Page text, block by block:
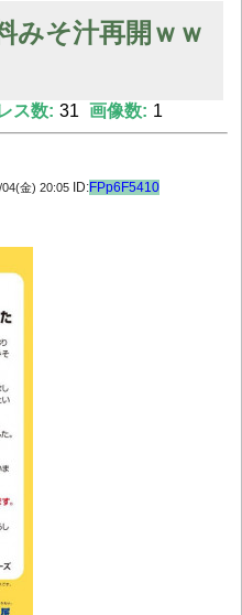
演も新規獲得ならず？北川莉央が1
みそ汁再開ｗｗ
ス数: 31 画像数: 1
金) 20:05 ID:FPp6F5410